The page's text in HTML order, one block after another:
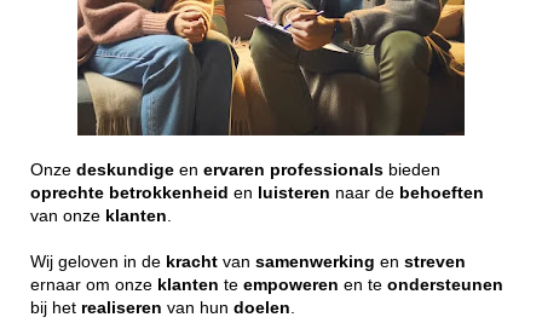
Onze deskundige en ervaren professionals bieden
oprechte betrokkenheid en luisteren naar de behoeften
van onze klanten
Wij geloven in de kracht van samenwerking en streven
ernaar om onze klanten te empoweren en te ondersteunen
bij het realiseren van hun doelen